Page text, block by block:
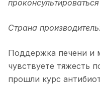
Страна
Поддержка печени и
чувствуете тяжесть
прошли курс